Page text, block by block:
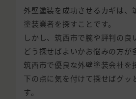
外壁塗装を成功させるカギは、
塗装業者を探すことです。
しかし、筑西市で腕や評判の良
どう探せばよいかお悩みの方が
筑西市で優良な外壁塗装会社を
下の点に気を付けて探せばグッ
す。